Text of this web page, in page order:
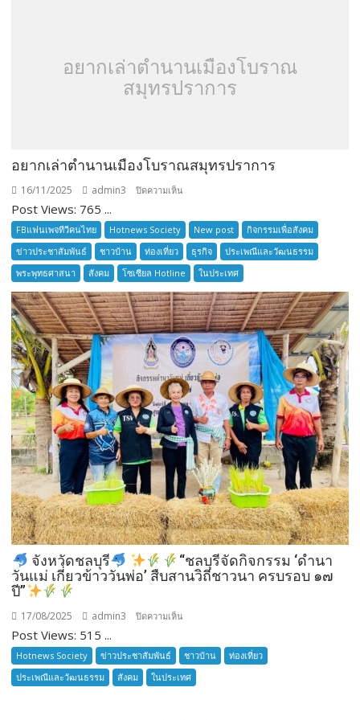
อยากเล่าตำนานเมืองโบราณ
สมุทรปราการ
อยากเล่าตำนานเมืองโบราณสมุทรปราการ
16/11/2025 admin3 ปิดความเห็น
เล่า
ตำนาน
เมือง
โบราณ
สมุทรปราการ
Post Views: 765 ...
FBแฟนเพจทีวีคนไทย Hotnews Society New post
กิจกรรมเพื่อสังคม
ข่าวประชาสัมพันธ์
ชาวบ้าน ท่องเที่ยว ธุรกิจ
ประเพณีและวัฒนธรรม
พระพุทธศาสนา
สังคม โซเซียล Hotline ในประเทศ
จังหวัดชลบุรี
“ชลบุรีจัดกิจกรรม ‘ดำนา
วันแม่ เกี่ยวข้าววันพ่อ’ สืบสานวิถีชาวนา ครบรอบ ๑๗
ปี”
17/08/2025 admin3 ปิดความเห็น
จังหวัด
ชลบุรี
Post Views: 515 ...
Hotnews Society ข่าวประชาสัมพันธ์ ชาวบ้าน
ท่องเที่ยว
ประเพณีและวัฒนธรรม
สังคม ในประเทศ